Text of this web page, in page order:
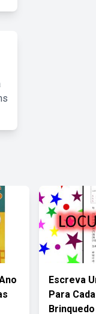
Escreva
Para
Brinquedo